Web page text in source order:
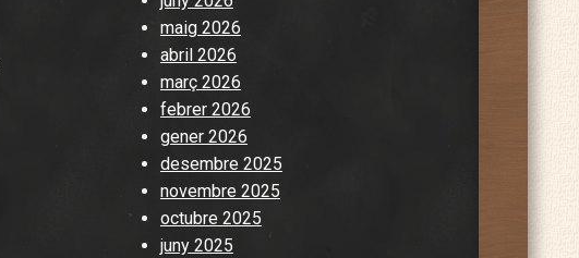
maig 2026
abril 2026
març 2026
febrer 2026
gener 2026
desembre 2025
novembre 2025
octubre 2025
juny 2025